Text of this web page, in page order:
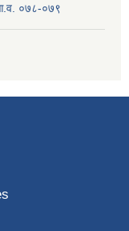
आ.व. ०७८-०७९